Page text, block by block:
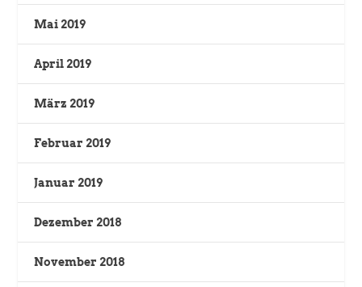
Mai 2019
April 2019
März 2019
Februar 2019
Januar 2019
Dezember 2018
November 2018